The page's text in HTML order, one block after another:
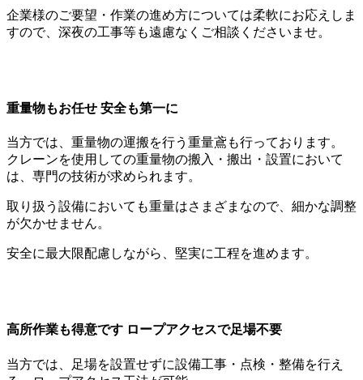
企業様のご要望・作業の進め方については柔軟にお応えしま
すので、深夜の工事等も遠慮なくご相談くださいませ。
重量物もお任せ 安全も第一に
当方では、重量物の運搬を行う重量鳶も行っております。
クレーンを使用しての重量物の搬入・搬出・設置において
は、専門の技術が求められます。
取り扱う設備においても重量はさまざまなので、細かな調整
が欠かせません。
安全に最大限配慮しながら、堅実に工程を進めます。
高所作業も得意です ロープアクセスで足場不要
当方では、足場を設置せずに設備工事・点検・整備を行え